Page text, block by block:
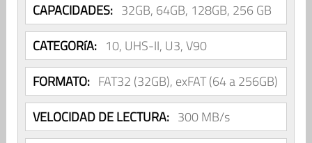
CAPACIDADES: 32GB, 64GB, 128GB, 256 GB
CATEGORíA: 10, UHS-II, U3, V90
FORMATO: FAT32 (32GB), exFAT (64 a 256GB)
VELOCIDAD DE LECTURA: 300 MB/s